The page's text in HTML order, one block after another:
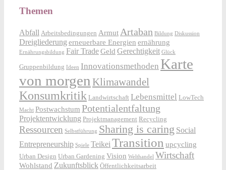
Themen
Abfall Arbeitsbedingungen Armut Artaban Bildung Diskussion
Dreigliederung erneuerbare Energien ernährung
Ernährungsbildung Fair TradeGeld Gerechtigkeit Glück
Gruppenbildung Ideen Innovationsmethoden Karte
von morgen Klimawandel
Konsumkritik Landwirtschaft Lebensmittel LowTech
Macht Postwachstum Potentialentfaltung
Projektentwicklung Projektmanagement Recycling
Ressourcen Selbstführung Sharing is caring Social
Entrepreneurship Spiele Teikei Transition upcycling
Urban Design Urban Gardening Vision Welthandel Wirtschaft
Wohlstand Zukunftsblick Öffentlichkeitsarbeit